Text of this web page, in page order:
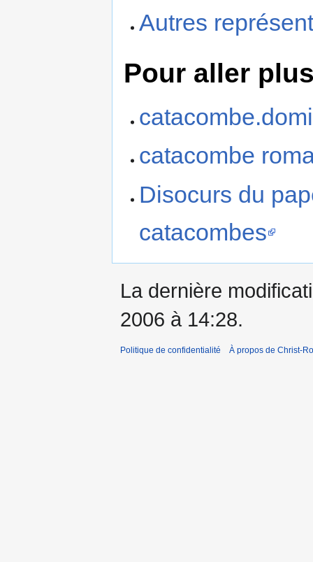
Autres
Pour aller
catacombe
Disocurs du
catacombes
La dernière
2006 à 14:28.
Politique de confidentialité À propos de Christ-